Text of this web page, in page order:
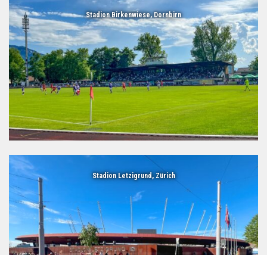
Stadion Birkenwiese, Dornbirn
Stadion Letzigrund, Zürich